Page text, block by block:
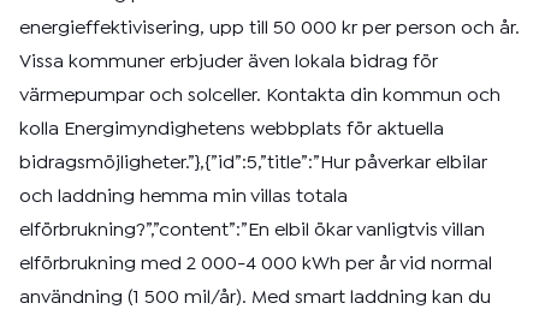
energieffektivisering, upp till 50 000 kr per person och år.
Vissa kommuner erbjuder även lokala bidrag för
värmepumpar och solceller. Kontakta din kommun och
kolla Energimyndighetens webbplats för aktuella
bidragsmöjligheter.”},{”id”:5,”title”:”Hur påverkar elbilar
och laddning hemma min villas totala
elförbrukning?”,”content”:”En elbil ökar vanligtvis villan
elförbrukning med 2 000-4 000 kWh per år vid normal
användning (1 500 mil/år). Med smart laddning kan du